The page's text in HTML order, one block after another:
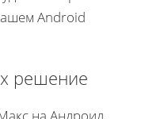
Android
решение